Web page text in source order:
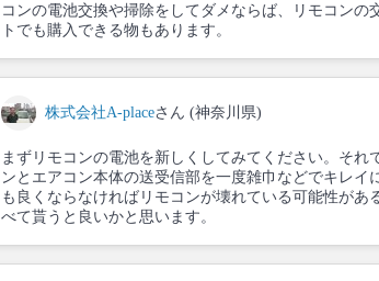
コンの電池交換や掃除をしてダメならば、リモコンの
トでも購入できる物もあります。
株式会社A-placeさん (神奈川県)
まずリモコンの電池を新しくしてみてください。それ
ンとエアコン本体の送受信部を一度雑巾などでキレイ
も良くならなければリモコンが壊れている可能性があ
べて貰うと良いかと思います。